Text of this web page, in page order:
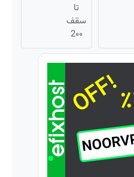
الان
احراز
هویت
کن!
تا
سقف
2۰۰
میلیون
تومان
خرید
طلا و
نقره